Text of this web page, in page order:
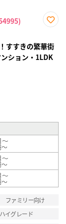
り登
録
すすきの繁華街
ション・1LDK
～
～
～
～
～
～
ファミリー向け
イグレード